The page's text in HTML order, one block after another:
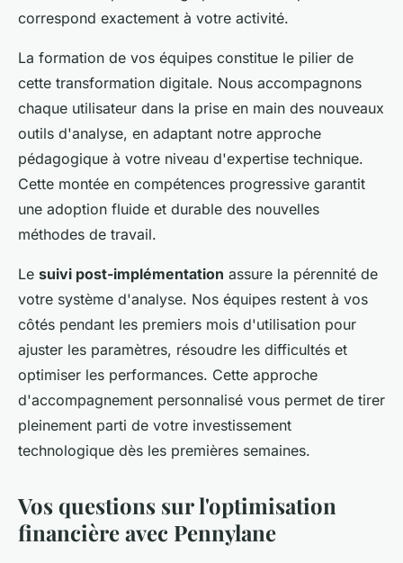
correspond exactement à votre activité.
La formation de vos équipes constitue le pilier de
cette transformation digitale. Nous accompagnons
chaque utilisateur dans la prise en main des nouveaux
outils d'analyse, en adaptant notre approche
pédagogique à votre niveau d'expertise technique.
Cette montée en compétences progressive garantit
une adoption fluide et durable des nouvelles
méthodes de travail.
Le suivi post-implémentation assure la pérennité de
votre système d'analyse. Nos équipes restent à vos
côtés pendant les premiers mois d'utilisation pour
ajuster les paramètres, résoudre les difficultés et
optimiser les performances. Cette approche
d'accompagnement personnalisé vous permet de tirer
pleinement parti de votre investissement
technologique dès les premières semaines.
Vos questions sur l'optimisation
financière avec Pennylane